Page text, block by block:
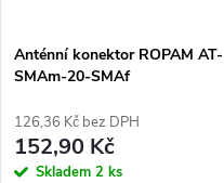
Anténní konektor ROPAM AT-
SMAm-20-SMAf
126,36 Kč bez DPH
152,90 Kč
Skladem 2 ks